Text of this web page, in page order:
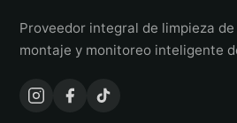
Proveedor integral de limpieza
montaje y monitoreo inteligente